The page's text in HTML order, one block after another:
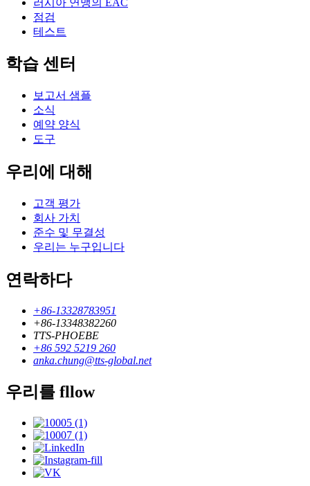
점검
테스트
학습 센터
보고서 샘플
소식
예약 양식
도구
우리에 대해
고객 평가
회사 가치
준수 및 무결성
우리는 누구입니다
연락하다
+86-13328783951
+86-13348382260
TTS-PHOEBE
+86 592 5219 260
anka.chung@tts-global.net
우리를 fllow